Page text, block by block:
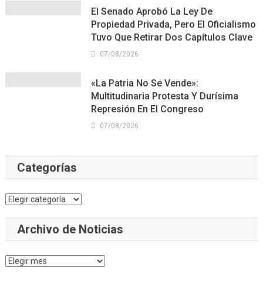
El Senado Aprobó La Ley De
Propiedad Privada, Pero El Oficialismo
Tuvo Que Retirar Dos Capítulos Clave
07/08/2026
«La Patria No Se Vende»:
Multitudinaria Protesta Y Durísima
Represión En El Congreso
07/08/2026
Categorías
Categorías
Archivo de Noticias
Archivo